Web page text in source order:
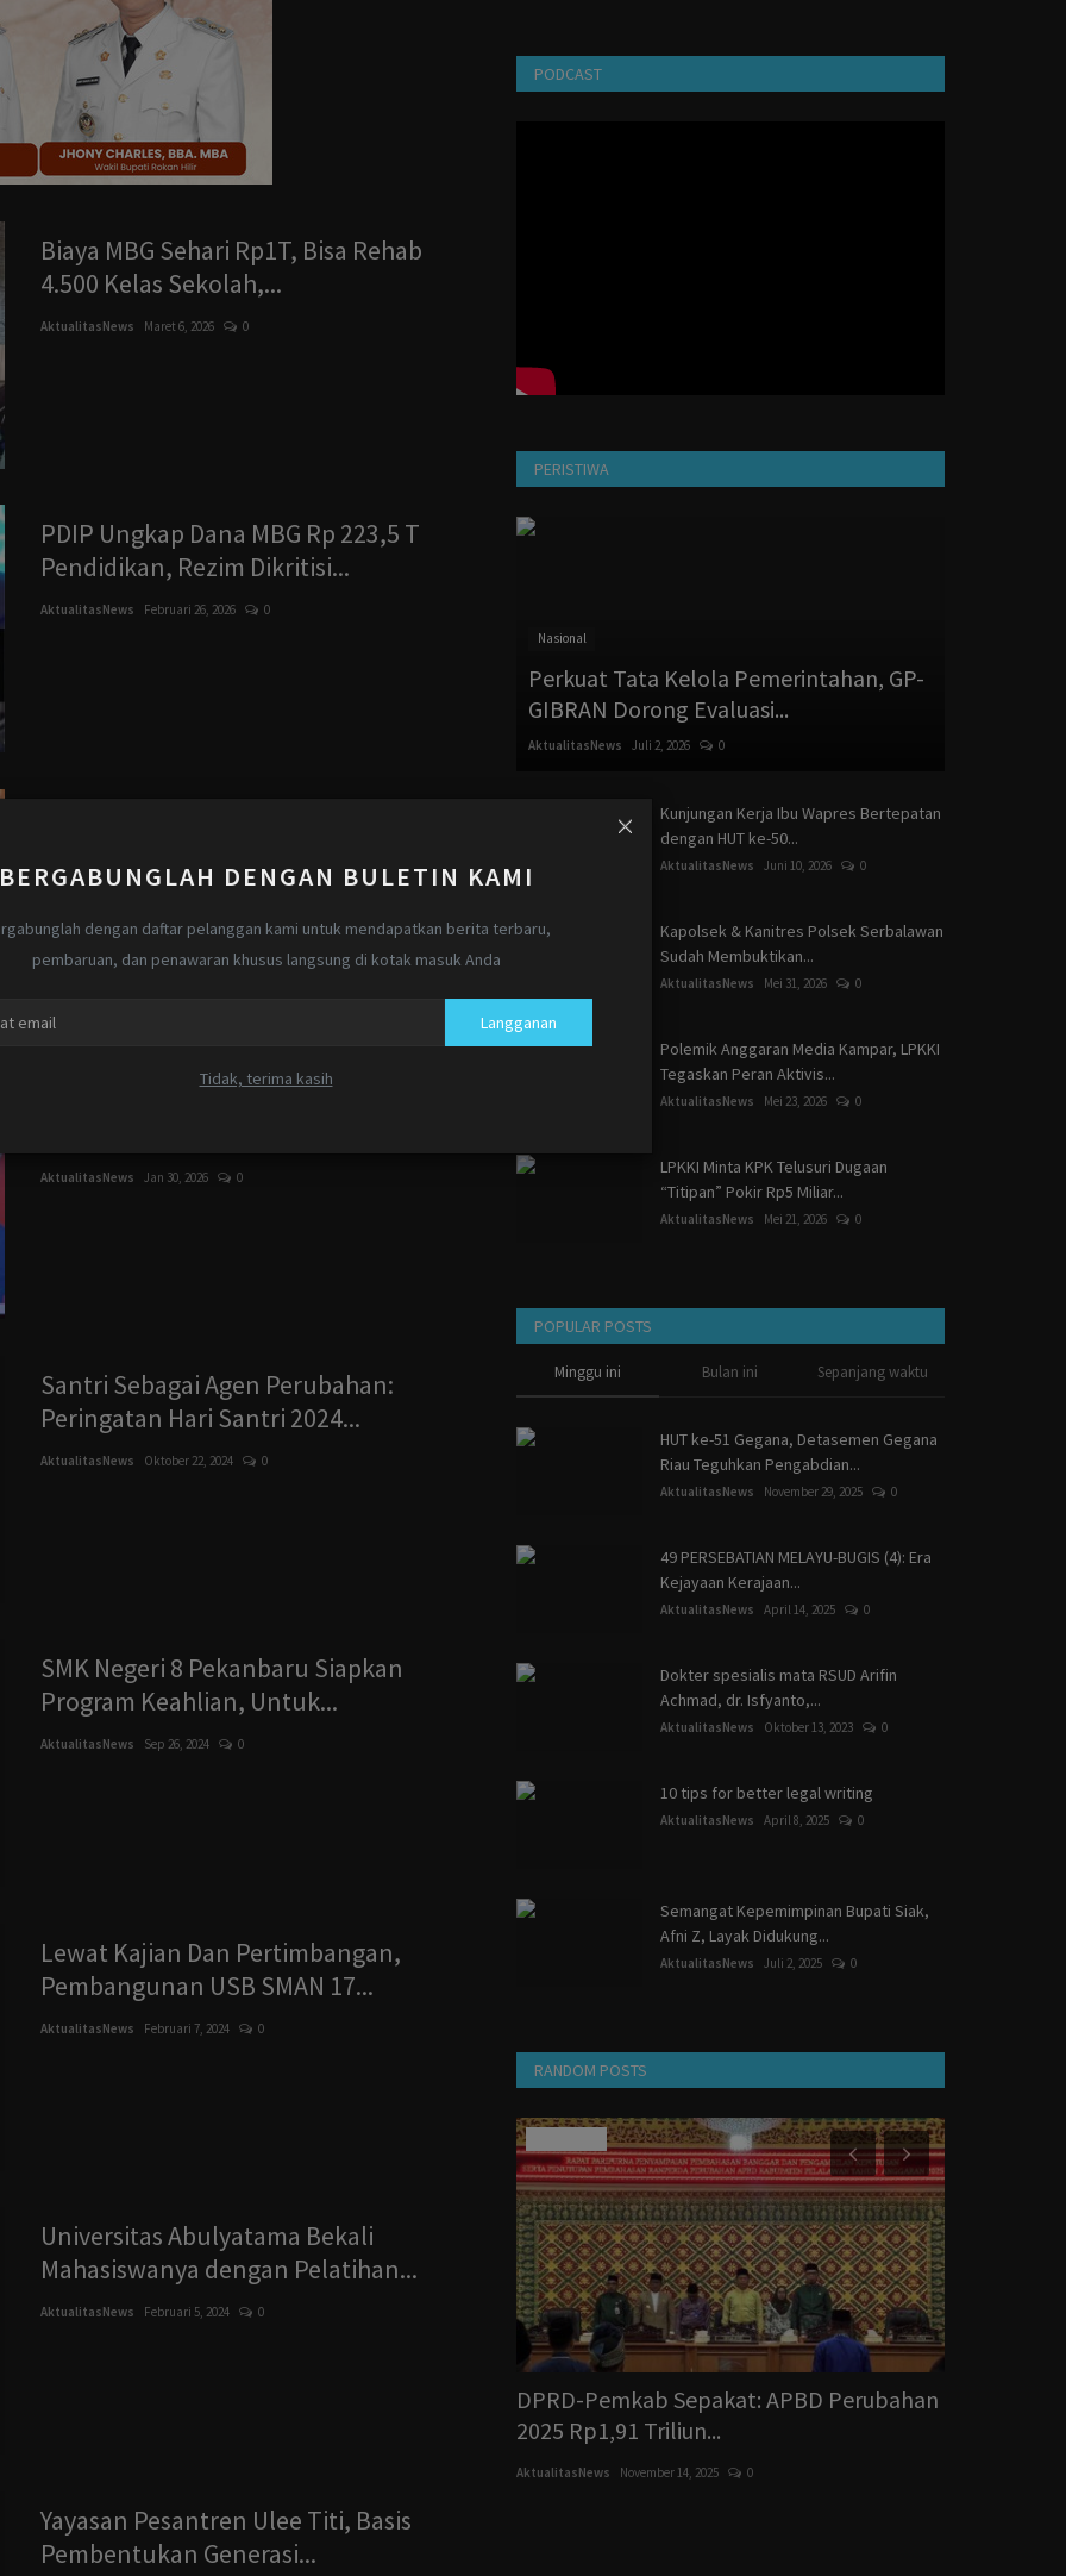
DENGAN BULETIN KAMI
dengan daftar pelanggan kami untuk mendapatkan berita terbaru,
pembaruan, dan penawaran khusus langsung di kotak masuk Anda
Langganan
Tidak, terima kasih
Biaya MBG Sehari Rp1T, Bisa Rehab
4.500 Kelas Sekolah,...
AktualitasNews Maret 6, 2026 0
PDIP Ungkap Dana MBG Rp 223,5 T
Pendidikan, Rezim Dikritisi...
AktualitasNews Februari 26, 2026 0
AktualitasNews Jan 30, 2026 0
Santri Sebagai Agen Perubahan:
Peringatan Hari Santri 2024...
AktualitasNews Oktober 22, 2024 0
SMK Negeri 8 Pekanbaru Siapkan
Program Keahlian, Untuk...
AktualitasNews Sep 26, 2024 0
Lewat Kajian Dan Pertimbangan,
Pembangunan USB SMAN 17...
AktualitasNews Februari 7, 2024 0
Universitas Abulyatama Bekali
Mahasiswanya dengan Pelatihan...
AktualitasNews Februari 5, 2024 0
Yayasan Pesantren Ulee Titi, Basis
Pembentukan Generasi...
PODCAST
PERISTIWA
Nasional
Perkuat Tata Kelola Pemerintahan, GP-
GIBRAN Dorong Evaluasi...
AktualitasNews Juli 2, 2026 0
Kunjungan Kerja Ibu Wapres Bertepatan
dengan HUT ke-50...
AktualitasNews Juni 10, 2026 0
Kapolsek & Kanitres Polsek Serbalawan
Sudah Membuktikan...
AktualitasNews Mei 31, 2026 0
Polemik Anggaran Media Kampar, LPKKI
Tegaskan Peran Aktivis...
AktualitasNews Mei 23, 2026 0
LPKKI Minta KPK Telusuri Dugaan
“Titipan” Pokir Rp5 Miliar...
AktualitasNews Mei 21, 2026 0
POPULAR POSTS
Minggu ini Bulan ini Sepanjang waktu
HUT ke-51 Gegana, Detasemen Gegana
Riau Teguhkan Pengabdian...
AktualitasNews November 29, 2025 0
49 PERSEBATIAN MELAYU-BUGIS (4): Era
Kejayaan Kerajaan...
AktualitasNews April 14, 2025 0
Dokter spesialis mata RSUD Arifin
Achmad, dr. Isfyanto,...
AktualitasNews Oktober 13, 2023 0
10 tips for better legal writing
AktualitasNews April 8, 2025 0
Semangat Kepemimpinan Bupati Siak,
Afni Z, Layak Didukung...
AktualitasNews Juli 2, 2025 0
RANDOM POSTS
DPRD-Pemkab Sepakat: APBD Perubahan
2025 Rp1,91 Triliun...
AktualitasNews November 14, 2025 0